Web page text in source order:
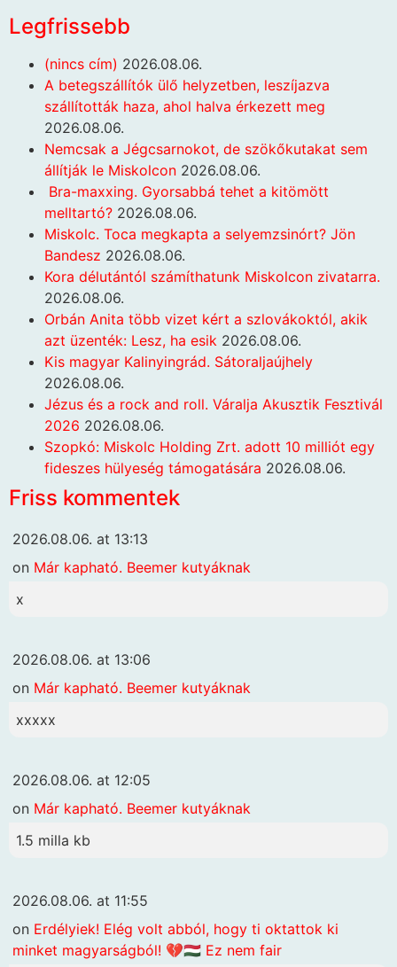
Legfrissebb
(nincs cím) 2026.08.06.
A betegszállítók ülő helyzetben, leszíjazva
szállították haza, ahol halva érkezett meg
2026.08.06.
Nemcsak a Jégcsarnokot, de szökőkutakat sem
állítják le Miskolcon 2026.08.06.
Bra-maxxing. Gyorsabbá tehet a kitömött
melltartó? 2026.08.06.
Miskolc. Toca megkapta a selyemzsinórt? Jön
Bandesz 2026.08.06.
Kora délutántól számíthatunk Miskolcon zivatarra.
2026.08.06.
Orbán Anita több vizet kért a szlovákoktól, akik
azt üzenték: Lesz, ha esik 2026.08.06.
Kis magyar Kalinyingrád. Sátoraljaújhely
2026.08.06.
Jézus és a rock and roll. Váralja Akusztik Fesztivál
2026 2026.08.06.
Szopkó: Miskolc Holding Zrt. adott 10 milliót egy
fideszes hülyeség támogatására 2026.08.06.
Friss kommentek
2026.08.06. at 13:13
on Már kapható. Beemer kutyáknak
x
2026.08.06. at 13:06
on Már kapható. Beemer kutyáknak
xxxxx
2026.08.06. at 12:05
on Már kapható. Beemer kutyáknak
1.5 milla kb
2026.08.06. at 11:55
on Erdélyiek! Elég volt abból, hogy ti oktattok ki
minket magyarságból! 💔🇭🇺 Ez nem fair